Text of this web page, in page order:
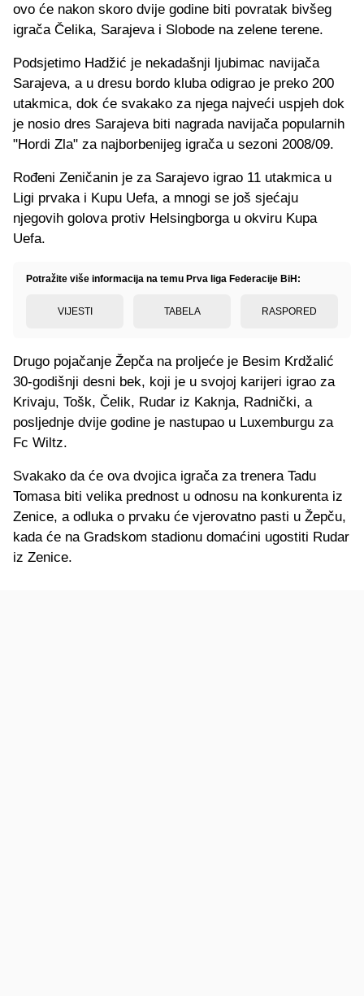
ovo će nakon skoro dvije godine biti povratak bivšeg
igrača Čelika, Sarajeva i Slobode na zelene terene.
Podsjetimo Hadžić je nekadašnji ljubimac navijača
Sarajeva, a u dresu bordo kluba odigrao je preko 200
utakmica, dok će svakako za njega najveći uspjeh dok
je nosio dres Sarajeva biti nagrada navijača popularnih
"Hordi Zla" za najborbenijeg igrača u sezoni 2008/09.
Rođeni Zeničanin je za Sarajevo igrao 11 utakmica u
Ligi prvaka i Kupu Uefa, a mnogi se još sjećaju
njegovih golova protiv Helsingborga u okviru Kupa
Uefa.
Potražite više informacija na temu Prva liga Federacije BiH:
VIJESTI TABELA RASPORED
Drugo pojačanje Žepča na proljeće je Besim Krdžalić
30-godišnji desni bek, koji je u svojoj karijeri igrao za
Krivaju, Tošk, Čelik, Rudar iz Kaknja, Radnički, a
posljednje dvije godine je nastupao u Luxemburgu za
Fc Wiltz.
Svakako da će ova dvojica igrača za trenera Tadu
Tomasa biti velika prednost u odnosu na konkurenta iz
Zenice, a odluka o prvaku će vjerovatno pasti u Žepču,
kada će na Gradskom stadionu domaćini ugostiti Rudar
iz Zenice.